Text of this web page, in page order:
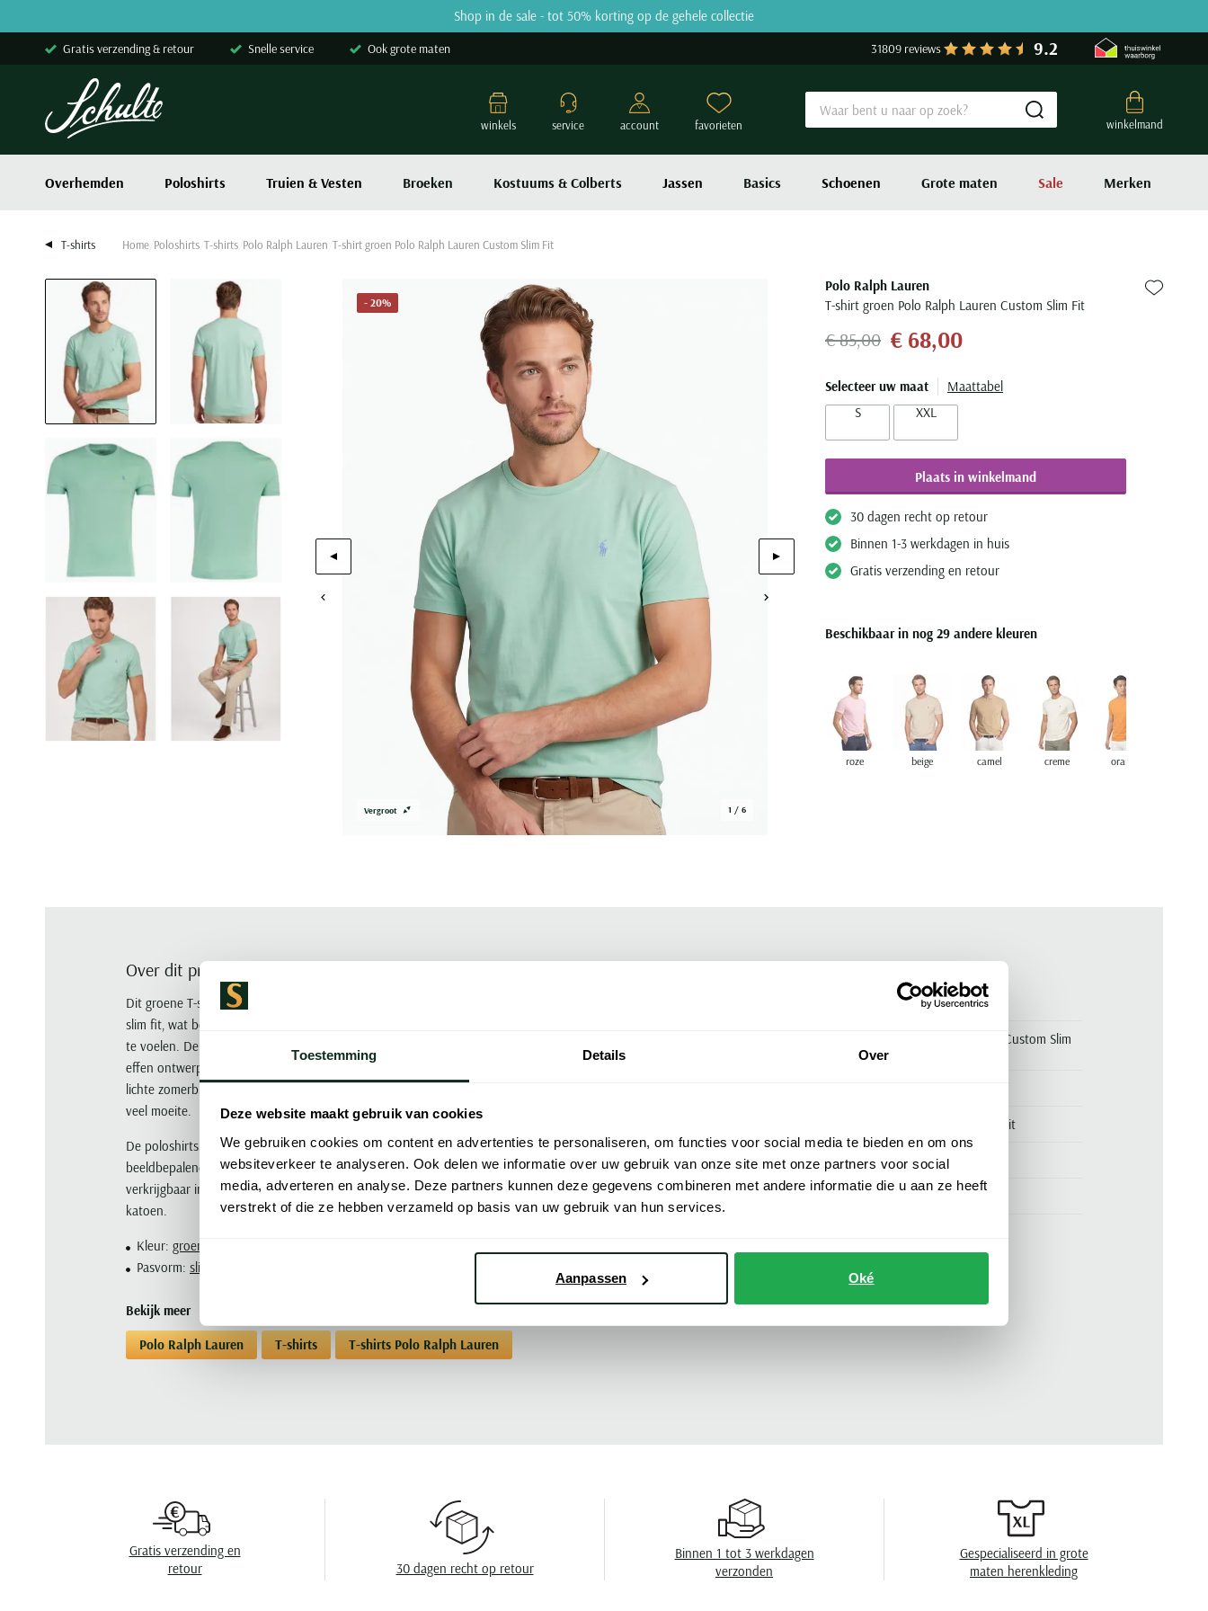
Toestemming Details Over
Deze website maakt gebruik van cookies
We gebruiken cookies om content en advertenties te personaliseren, om functies voor social media te bieden en om ons
websiteverkeer te analyseren. Ook delen we informatie over uw gebruik van onze site met onze partners voor social
media, adverteren en analyse. Deze partners kunnen deze gegevens combineren met andere informatie die u aan ze heeft
verstrekt of die ze hebben verzameld op basis van uw gebruik van hun services.
Aanpassen Oké
Shop in de sale - tot 50% korting op de gehele collectie
Gratis verzending & retour Snelle service Ook grote maten 31809 reviews 9.2
winkelmand
Submit search
Overhemden Poloshirts Truien & Vesten Broeken Kostuums & Colberts Jassen Basics Schoenen Grote maten Sale Merken
winkels service account favorieten
T-shirts Home Poloshirts T-shirts Polo Ralph Lauren T-shirt groen Polo Ralph Lauren Custom Slim Fit
Vergroot 1 / 6
- 20%
Polo Ralph Lauren
T-shirt groen Polo Ralph Lauren Custom Slim Fit
Zet bij
€ 85,00 € 68,00
Selecteer uw maat
Maattabel
S
XXL
Plaats in winkelmand
30 dagen recht op retour
Binnen 1-3 werkdagen in huis
Gratis verzending en retour
Beschikbaar in nog 29 andere kleuren
roze beige camel creme oranje
Over dit product
Dit groene T-shirt van Polo Ralph Lauren is gemaakt van 100% katoen en valt in een custom
slim fit, wat betekent dat het nauw maar comfortabel om het lichaam zit zonder te strak aan
te voelen. De ronde hals en korte mouwen maken het een praktisch stuk voor de zomer. Het
effen ontwerp in groen maakt het makkelijk te combineren, bijvoorbeeld met een chino of een
lichte zomerbroek. Draag het op een warme dag wanneer je er verzorgd uit wilt zien zonder
veel moeite.
De poloshirts van POLO Ralph Lauren zijn volledig geïnspireerd door de stijl van het
beeldbepalende American Sportswear. Polo's van dit gerommeerde Amerikaanse modehuis zijn
verkrijgbaar in de populaire mesh-kwaliteit of in het comfortabele zachte interlock van Pima-
katoen.
Kleur: groen
Pasvorm: slim fit
Bekijk meer
Polo Ralph Lauren T-shirts T-shirts Polo Ralph Lauren
T-shirt groen Polo Ralph Lauren Custom Slim
Polo Ralph Lauren Custom Slim Fit
Materiaal 100% katoen
Pasvorm slim fit
korte mouw
Leveranciers nr. 710671438-507
Meer kenmerken
Gratis verzending en
retour
30 dagen recht op retour
Binnen 1 tot 3 werkdagen
verzonden
Gespecialiseerd in grote
maten herenkleding